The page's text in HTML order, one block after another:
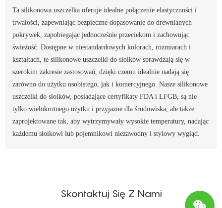
Ta silikonowa uszczelka oferuje idealne połączenie elastyczności i
trwałości, zapewniając bezpieczne dopasowanie do drewnianych
pokrywek, zapobiegając jednocześnie przeciekom i zachowując
świeżość. Dostępne w niestandardowych kolorach, rozmiarach i
kształtach, te silikonowe uszczelki do słoików sprawdzają się w
szerokim zakresie zastosowań, dzięki czemu idealnie nadają się
zarówno do użytku osobistego, jak i komercyjnego. Nasze silikonowe
uszczelki do słoików, posiadające certyfikaty FDA i LFGB, są nie
tylko wielokrotnego użytku i przyjazne dla środowiska, ale także
zaprojektowane tak, aby wytrzymywały wysokie temperatury, nadając
każdemu słoikowi lub pojemnikowi niezawodny i stylowy wygląd.
Skontaktuj Się Z Nami